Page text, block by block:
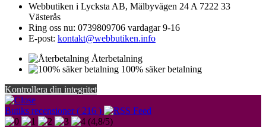
Webbutiken i Lycksta AB, Mälbyvägen 24 A 7222 33
Västerås
Ring oss nu: 0739809706 vardagar 9-16
E-post: kontakt@webbutiken.info
Återbetalning
100% säker betalning
Kontrollera din integritet
Butiks recensioner ( 216 )
(4,8/5)